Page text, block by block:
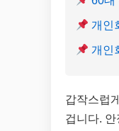
개인
개인
갑작스럽
겁니다.